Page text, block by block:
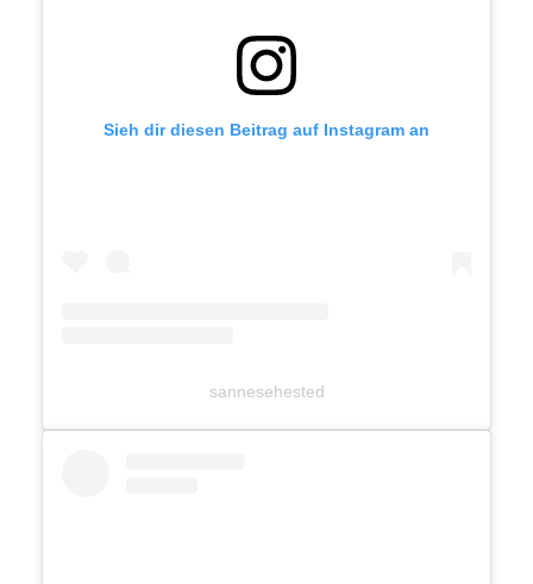
Sieh dir diesen Beitrag auf Instagram an
sannesehested